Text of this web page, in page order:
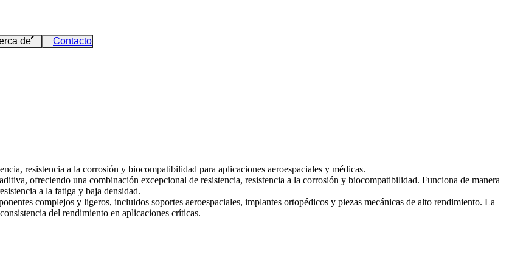
de Contacto
resistencia a la corrosión y biocompatibilidad para aplicaciones aeroespaciales y médicas.
ofreciendo una combinación excepcional de resistencia, resistencia a la corrosión y biocompatibilidad. Funciona de manera
a la fatiga y baja densidad.
complejos y ligeros, incluidos soportes aeroespaciales, implantes ortopédicos y piezas mecánicas de alto rendimiento. La
del rendimiento en aplicaciones críticas.